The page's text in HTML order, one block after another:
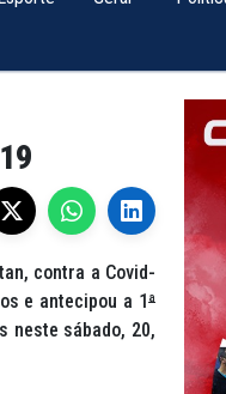
contra a Covid-
e antecipou a 1ª
neste sábado, 20,